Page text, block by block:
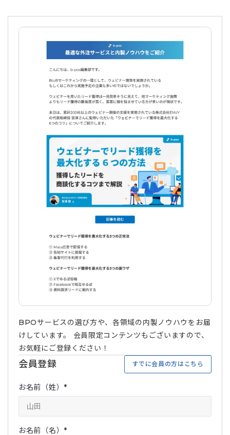
BPOサービスの選び方や、各領域の内製ノウハウをお届
けしています。 会員限定コンテンツもございますので、
お気軽にご登録ください！
会員登録 すでに会員の方はこちら
お名前（姓）*
お名前（名）*